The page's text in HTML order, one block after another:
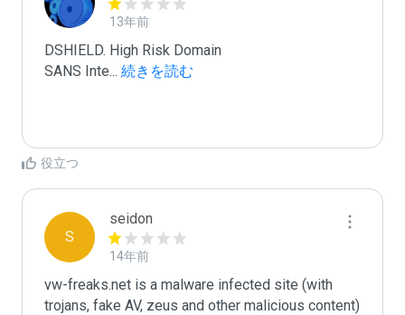
13年前
DSHIELD. High Risk Domain
SANS Inte... 続きを読む
役立つ
S
seidon
14年前
vw-freaks.net is a malware infected site (with
trojans, fake AV, zeus and other malicious content)